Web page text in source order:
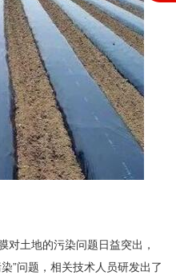
对土地的污染问题日益突出，
”问题，相关技术人员研发出了